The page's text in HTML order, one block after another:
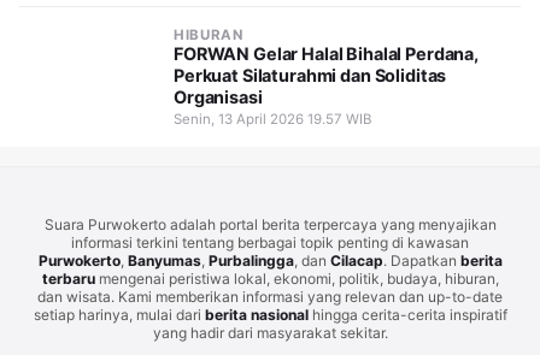
HIBURAN
FORWAN Gelar Halal Bihalal Perdana,
Perkuat Silaturahmi dan Soliditas
Organisasi
Senin, 13 April 2026 19.57 WIB
Suara Purwokerto adalah portal berita terpercaya yang menyajikan
informasi terkini tentang berbagai topik penting di kawasan
Purwokerto, Banyumas, Purbalingga, dan Cilacap. Dapatkan berita
terbarumengenai peristiwa lokal, ekonomi, politik, budaya, hiburan,
dan wisata. Kami memberikan informasi yang relevan dan up-to-date
setiap harinya, mulai dari berita nasionalhingga cerita-cerita inspiratif
yang hadir dari masyarakat sekitar.